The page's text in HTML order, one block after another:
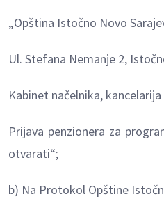
„Opština Istočno Novo
Ul. Stefana Nemanje 2,
Kabinet načelnika, kancelarija
Prijava penzionera za
otvarati“;
b) Na Protokol Opštine